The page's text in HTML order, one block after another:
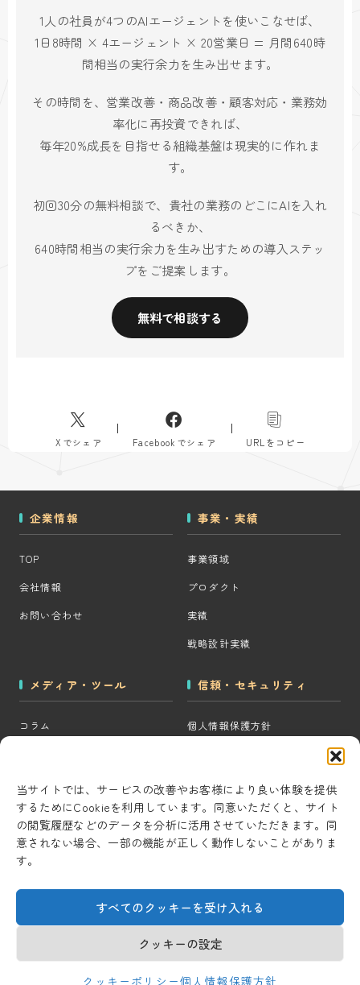
当サイトでは、サービスの改善やお客様により良い体験を提供
するためにCookieを利用しています。同意いただくと、サイト
の閲覧履歴などのデータを分析に活用させていただきます。同
意されない場合、一部の機能が正しく動作しないことがありま
す。
すべてのクッキーを受け入れる
クッキーの設定
クッキーポリシー個人情報保護方針
1人の社員が4つのAIエージェントを使いこなせば、
1日8時間 × 4エージェント × 20営業日 = 月間640時
間相当の実行余力を生み出せます。
その時間を、営業改善・商品改善・顧客対応・業務効
率化に再投資できれば、
毎年20%成長を目指せる組織基盤は現実的に作れま
す。
初回30分の無料相談で、貴社の業務のどこにAIを入れ
るべきか、
640時間相当の実行余力を生み出すための導入ステッ
プをご提案します。
無料で相談する
Xでシェア Facebookでシェア URLをコピー
企業情報
TOP
会社情報
お問い合わせ
事業・実績
事業領域
プロダクト
実績
戦略設計実績
メディア・ツール
コラム
CRM・MAツール選定診断
BigQuery×GTM 相場見積もり
ツール
AI用語集
信頼・セキュリティ
個人情報保護方針
コンテンツ制作方針
研究・開発方針
セキュリティ対策
© 2026 Universal Marketing Inc.